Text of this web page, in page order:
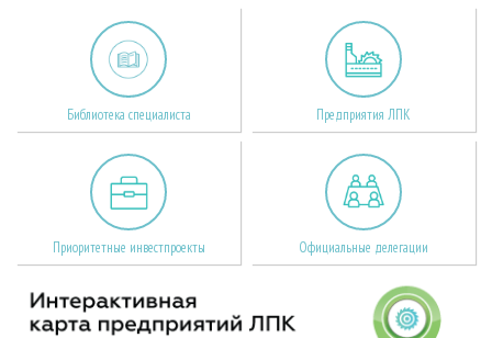
Библиотека специалиста Предприятия ЛПК
Приоритетные инвестпроекты Официальные делегации